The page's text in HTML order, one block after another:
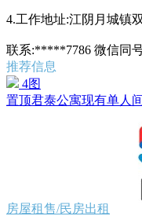
4.工作地址:江阴月城镇
联系:*****7786 微信同
推荐信息
4图
置顶君泰公寓现有单人
房屋租售/民房出租